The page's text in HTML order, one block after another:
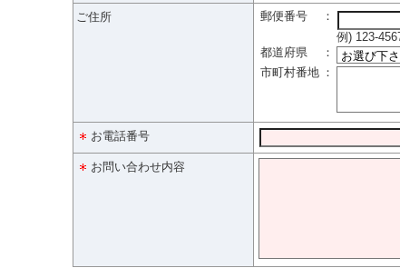
ご住所 郵便番号 ：
例) 123-
都道府県
：
市町村番地 ：
お電話番号
お問い合わせ内容